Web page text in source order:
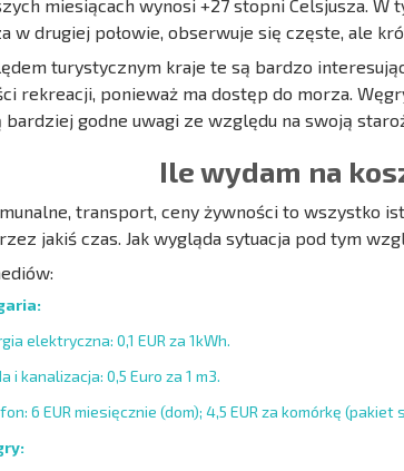
miesiącach wynosi +27 stopni Celsjusza. W
w drugiej połowie, obserwuje się częste, ale
turystycznym kraje te są bardzo
rekreacji, ponieważ ma dostęp do morza.
bardziej godne uwagi ze względu na swoją
Ile wydam na
transport, ceny żywności to wszystko
jakiś czas. Jak wygląda sytuacja pod tym
elektryczna: 0,1 EUR za 1kWh.
i kanalizacja: 0,5 Euro za 1 m3.
6 EUR miesięcznie (dom); 4,5 EUR za komórkę